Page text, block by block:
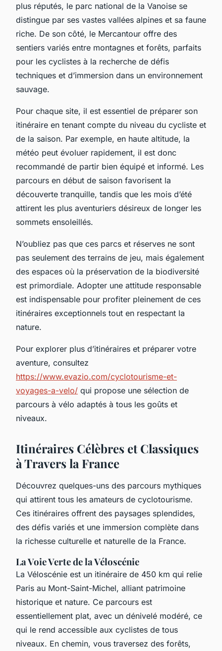
plus réputés, le parc national de la Vanoise se
distingue par ses vastes vallées alpines et sa faune
riche. De son côté, le Mercantour offre des
sentiers variés entre montagnes et forêts, parfaits
pour les cyclistes à la recherche de défis
techniques et d’immersion dans un environnement
sauvage.
Pour chaque site, il est essentiel de préparer son
itinéraire en tenant compte du niveau du cycliste et
de la saison. Par exemple, en haute altitude, la
météo peut évoluer rapidement, il est donc
recommandé de partir bien équipé et informé. Les
parcours en début de saison favorisent la
découverte tranquille, tandis que les mois d’été
attirent les plus aventuriers désireux de longer les
sommets ensoleillés.
N’oubliez pas que ces parcs et réserves ne sont
pas seulement des terrains de jeu, mais également
des espaces où la préservation de la biodiversité
est primordiale. Adopter une attitude responsable
est indispensable pour profiter pleinement de ces
itinéraires exceptionnels tout en respectant la
nature.
Pour explorer plus d’itinéraires et préparer votre
aventure, consultez
https://www.evazio.com/cyclotourisme-et-
voyages-a-velo/ qui propose une sélection de
parcours à vélo adaptés à tous les goûts et
niveaux.
Itinéraires Célèbres et Classiques
à Travers la France
Découvrez quelques-uns des parcours mythiques
qui attirent tous les amateurs de cyclotourisme.
Ces itinéraires offrent des paysages splendides,
des défis variés et une immersion complète dans
la richesse culturelle et naturelle de la France.
La Voie Verte de la Véloscénie
La Véloscénie est un itinéraire de 450 km qui relie
Paris au Mont-Saint-Michel, alliant patrimoine
historique et nature. Ce parcours est
essentiellement plat, avec un dénivelé modéré, ce
qui le rend accessible aux cyclistes de tous
niveaux. En chemin, vous traversez des forêts,